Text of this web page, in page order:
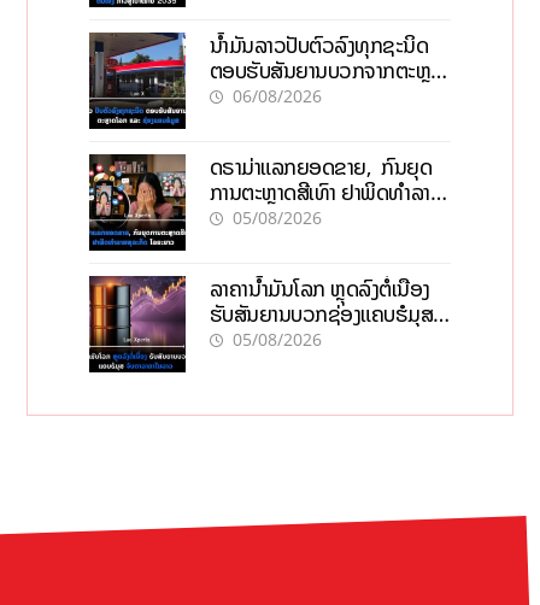
ນໍ້າມັນລາວປັບຕົວລົງທຸກຊະນິດ
ຕອບຮັບສັນຍານບວກຈາກຕະຫຼາດ
ໂລກ ແລະ ຊ່ອງແຄບຮໍມູສ
06/08/2026
ດຣາມ່າແລກຍອດຂາຍ, ກົນຍຸດ
ການຕະຫຼາດສີເທົາ ຢາພິດທຳລາຍ
ທຸລະກິດ ໄລຍະຍາວ
05/08/2026
ລາຄານ້ຳມັນໂລກ ຫຼຸດລົງຕໍ່ເນື່ອງ
ຮັບສັນຍານບວກຊ່ອງແຄບຮໍມຸສ
ຈັບຕາລາຄາໃນລາວ
05/08/2026